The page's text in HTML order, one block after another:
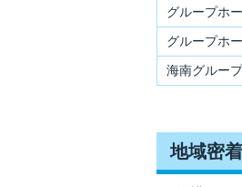
グループホ
グループホ
海南グルー
地域密